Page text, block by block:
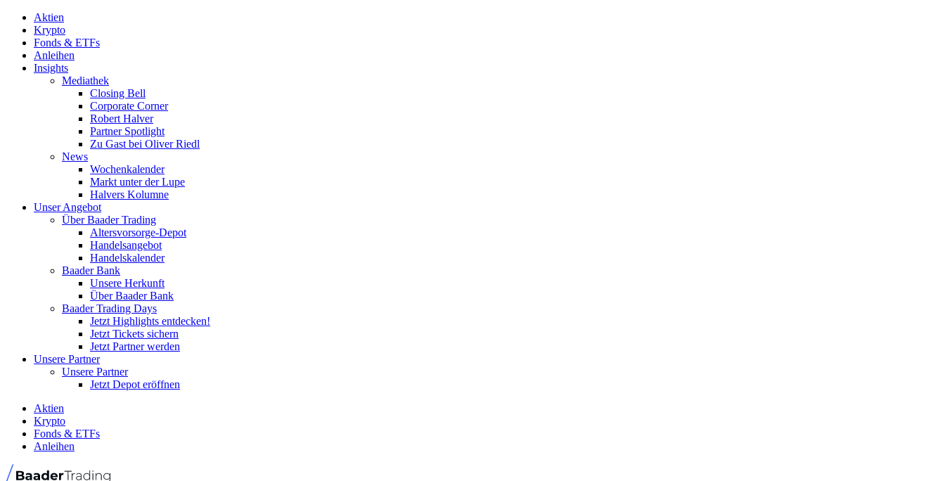
Aktien
Krypto
Fonds & ETFs
Anleihen
Insights
Mediathek
Closing Bell
Corporate Corner
Robert Halver
Partner Spotlight
Zu Gast bei Oliver Riedl
News
Wochenkalender
Markt unter der Lupe
Halvers Kolumne
Unser Angebot
Über Baader Trading
Altersvorsorge-Depot
Handelsangebot
Handelskalender
Baader Bank
Unsere Herkunft
Über Baader Bank
Baader Trading Days
Jetzt Highlights entdecken!
Jetzt Tickets sichern
Jetzt Partner werden
Unsere Partner
Unsere Partner
Jetzt Depot eröffnen
Aktien
Krypto
Fonds & ETFs
Anleihen